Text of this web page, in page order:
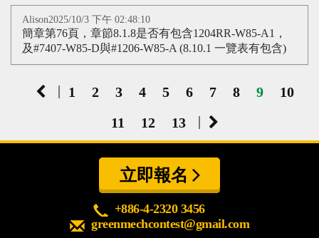
Alison2025/10/3 下午 02:48:10
簡章第76頁，章節8.1.8是否有包含1204RR-W85-A1，
及#7407-W85-D與#1206-W85-A (8.10.1 一覽表有包含)
| 1 2 3 4 5 6 7 8 9
10
11
12 13 |
立即報名
+886-4-2320 3456
greenmechcontest@gmail.com